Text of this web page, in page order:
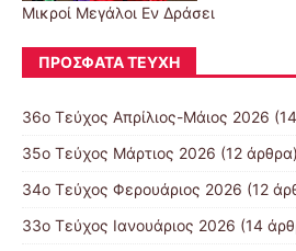
Μικροί Μεγάλοι Εν Δράσει
ΠΡΌΣΦΑΤΑ ΤΕΎΧΗ
36ο Τεύχος Απρίλιος-Μάιος 2026
35ο Τεύχος Μάρτιος 2026 (12
34ο Τεύχος Φερουάριος 2026 (12
33ο Τεύχος Ιανουάριος 2026 (14